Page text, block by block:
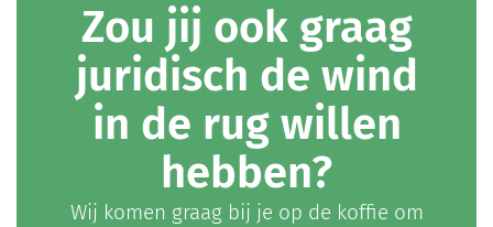
Zou jij ook graag
juridisch de wind
in de rug willen
hebben?
Wij komen graag bij je op de koffie om